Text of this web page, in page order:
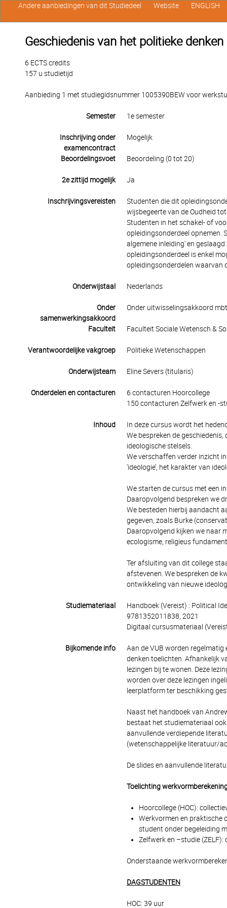
Geschiedenis van het politieke denken
6 ECTS credits
157 u studietijd
Aanbieding 1 met studiegidsnummer 1005390BEW voor
Semester 1e semester
Inschrijving onder
examencontract
Mogelijk
Beoordelingsvoet Beoordeling (0 tot 20)
2e zittijd mogelijk Ja
Inschrijvingsvereisten
Studenten die dit
wijsbegeerte van de Oudheid
Studenten in het schakel- of
opleidingsonderdeel opnemen.
algemene inleiding' en
opleidingsonderdeel is enkel
opleidingsonderdelen waarvan
Onderwijstaal Nederlands
Onder
samenwerkingsakkoord
Onder uitwisselingsakkoord
Faculteit Faculteit Sociale Wetensch &
Verantwoordelijke vakgroep Politieke Wetenschappen
Onderwijsteam Eline Severs (titularis)
Onderdelen en contacturen
6 contacturen Hoorcollege
150 contacturen Zelfwerk en -
Inhoud
In deze cursus wordt het
We bespreken de
ideologische stelsels.
We verschaffen verder inzicht
‘ideologie’, het karakter van
We starten de cursus met een
Daaropvolgend bespreken we
We besteden hierbij aandacht
gegeven, zoals Burke
Daaropvolgend kijken we naar
ecologisme, religieus
Ter afsluiting van dit college
afstevenen. We bespreken de
ontwikkeling van nieuwe
Studiemateriaal
Handboek (Vereist) : Political
9781352011838, 2021
Digitaal cursusmateriaal
Bijkomende info
Aan de VUB worden
denken toelichten. Afhankelijk
lezingen bij te wonen. Deze
worden over deze lezingen
leerplatform ter beschikking
Naast het handboek van
bestaat het studiemateriaal
aanvullende verdiepende
(wetenschappelijke literatuur/
De slides en aanvullende
Toelichting
Hoorcollege (HOC):
Werkvormen en praktische
student onder begeleiding
Zelfwerk en –studie
Onderstaande
DAGSTUDENTEN
HOC: 39 uur
Andere aanbiedingen van dit Studiedeel Website ENGLISH